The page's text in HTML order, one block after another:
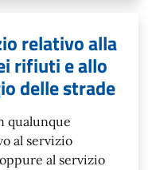
relativo alla
rifiuti e allo
delle strade
qualunque
al servizio
al servizio